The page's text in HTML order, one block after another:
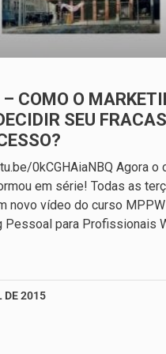
COMO O
SEU
0kCGHAiaNBQ Agora o
em série! Todas as
novo vídeo do curso
Pessoal para Profissionais
DE 2015